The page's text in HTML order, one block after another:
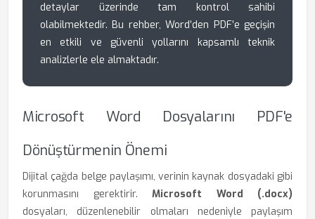
detaylar üzerinde tam kontrol sahibi
olabilmektedir. Bu rehber, Word’den PDF’e geçişin
en etkili ve güvenli yollarını kapsamlı teknik
analizlerle ele almaktadır.
Microsoft Word Dosyalarını PDF'e
Dönüştürmenin Önemi
Dijital çağda belge paylaşımı, verinin kaynak dosyadaki gibi
korunmasını gerektirir. Microsoft Word (.docx)
dosyaları, düzenlenebilir olmaları nedeniyle paylaşım